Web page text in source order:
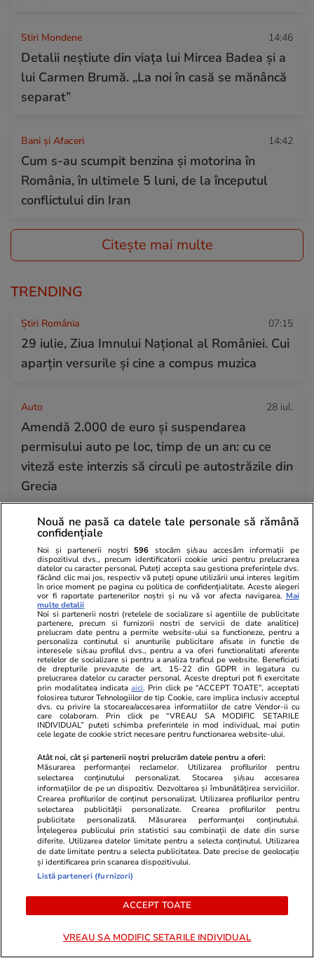
Stiri Mondene 14:46
Detalii neștiute din viața lui Mircea Badea și a
lui Carmen Brumă. „La noi în casă se mănâncă
separat”
Bani și Afaceri 14:42
Cum s-au scumpit benzina și motorina în
România, în ultimele 5 luni, de la începutul
conflictului din Iran
Citește mai multe
TRENDING
Știri România 07:15
29 iulie, Ziua Imnului Național al României. Cui
aparțin versurile și cine a compus muzica
Auto 28 iul.
Amendă 2.000 de euro și suspendarea
permisului auto pe loc, timp de un an: cu ce
viteză este interzis să circuli pe autostrăzile din
Grecia
Politică 09:30
Rareș Bogdan, despre mutările lui Ilie Bolojan:
deciziile lui sunt pregătite, din umbră, de doi
oameni. „El nu știe politică”
Horoscop 27 iul.
Luna plină din 29 iulie deschide un nou capitol.
Este momentul astral care îți poate schimba
direcția vieții
Sănătate și Fitness 14:40
Greva din Sănătate pe înțelesul
tuturor: de ce protestează
sindicatele, ce spune Guvernul și
Lifestyle
refuză să le
există piese
Nouă ne pasă ca datele tale personale să rămână
confidențiale
Noi și partenerii noștri 596 stocăm și/sau accesăm informații pe
dispozitivul dvs., precum identificatorii cookie unici pentru prelucrarea
datelor cu caracter personal. Puteți accepta sau gestiona preferințele dvs.
făcând clic mai jos, respectiv vă puteți opune utilizării unui interes legitim
în orice moment pe pagina cu politica de confidențialitate. Aceste alegeri
vor fi raportate partenerilor noștri și nu vă vor afecta navigarea. Mai
multe detalii
Noi si partenerii nostri (retelele de socializare si agentiile de publicitate
partenere, precum si furnizorii nostri de servicii de date analitice)
prelucram date pentru a permite website-ului sa functioneze, pentru a
personaliza continutul si anunturile publicitare afisate in functie de
interesele si/sau profilul dvs., pentru a va oferi functionalitati aferente
retelelor de socializare si pentru a analiza traficul pe website. Beneficiati
de drepturile prevazute de art. 15-22 din GDPR in legatura cu
prelucrarea datelor cu caracter personal. Aceste drepturi pot fi exercitate
prin modalitatea indicataaici. Prin click pe “ACCEPT TOATE”, acceptati
folosirea tuturor Tehnologiilor de tip Cookie, care implica inclusiv acceptul
dvs. cu privire la stocarea/accesarea informatiilor de catre Vendor-ii cu
care colaboram. Prin click pe “VREAU SA MODIFIC SETARILE
INDIVIDUAL” puteti schimba preferintele in mod individual, mai putin
cele legate de cookie strict necesare pentru functionarea website-ului.
Atât noi, cât și partenerii noștri prelucrăm datele pentru a oferi:
Măsurarea performanței reclamelor. Utilizarea profilurilor pentru
selectarea conținutului personalizat. Stocarea și/sau accesarea
informațiilor de pe un dispozitiv. Dezvoltarea și îmbunătățirea serviciilor.
Crearea profilurilor de conținut personalizat. Utilizarea profilurilor pentru
selectarea publicității personalizate. Crearea profilurilor pentru
publicitate personalizată. Măsurarea performanței conținutului.
Înțelegerea publicului prin statistici sau combinații de date din surse
diferite. Utilizarea datelor limitate pentru a selecta conținutul. Utilizarea
de date limitate pentru a selecta publicitatea. Date precise de geolocație
și identificarea prin scanarea dispozitivului.
Listă parteneri (furnizori)
ACCEPT TOATE
VREAU SA MODIFIC SETARILE INDIVIDUAL